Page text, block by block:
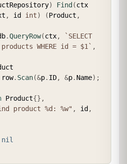
) Find (ctx
, id int) (Product ,
.QueryRow(ctx,
`SELECT
products WHERE id = $1` ,
row. Scan(&p. ID, &p. Name) ;
Product{} ,
product %d: %w" , id ,
nil